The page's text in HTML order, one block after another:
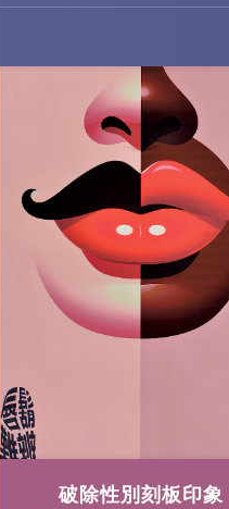
破除性別刻板印象